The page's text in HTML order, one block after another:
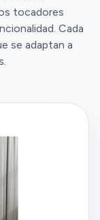
tocadores
Cada
se adaptan a